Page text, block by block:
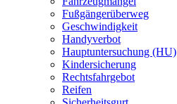
Fußgängerüberweg
Geschwindigkeit
Handyverbot
Hauptuntersuchung (HU)
Kindersicherung
Rechtsfahrgebot
Reifen